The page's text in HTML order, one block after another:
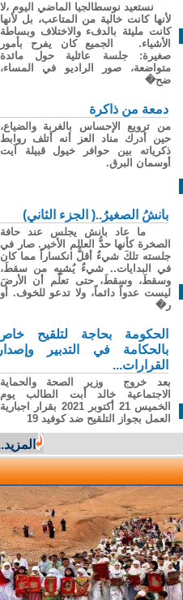
نستعيد نوسطالجيا الماضي اليوم ،لا
لأنها كانت خالية من المتاعب، بل لأنها
كانت مليئة بالدفء والاختلاف وبساطة
الأشياء. الجميع كان يفرح بأمور
صغيرة: جلسة عائلية حول مائدة
متواضعة، صور الراديو في المساء،
ضح�
دمعة من ذاكرة
من ترويع الإحساس بالغربة والضياع،
حين أدرك مناد العز أنه أتلف روابط
ذكرياته بين حوافر خيول قبيلة آيت
أوسمان البرق.
بانشُ الصغيرُ..( الجزء الثاني)
ما عاد بانش يجلس عند حافة
الصخرة كأنها حدُّ العالم الأخير. صار في
جلسته تلكَ شيءٌ أقلُّ انكساراً مما كان
في البدايات.. شيءٌ يُشبِه من سقطَ،
وسقطَ، وسقطَ، حتى تعلّم أن الأرضَ
ليست عدواً دائماً، ولا تدعو للخوف. أو
ر�
الحكومة بحاجة لتلقيح خاص
بالحكامة في التدبير وإصدار
القرارات...
بعد خروج وزير الصحة والحماية
الاجتماعية خالد أبت الطالب يوم
الخميس 21 أكتوبر 2021 بقرار اجبارية
العمل بجواز التلقيح ضد كوفيد 19
المزيد...